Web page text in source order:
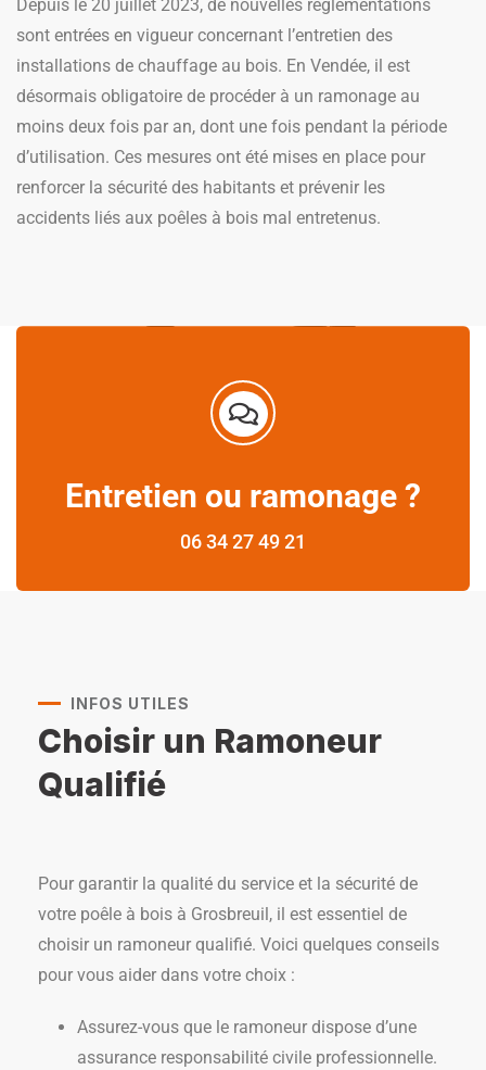
Depuis le 20 juillet 2023, de nouvelles réglementations
sont entrées en vigueur concernant l’entretien des
installations de chauffage au bois. En Vendée, il est
désormais obligatoire de procéder à un ramonage au
moins deux fois par an, dont une fois pendant la période
d’utilisation. Ces mesures ont été mises en place pour
renforcer la sécurité des habitants et prévenir les
accidents liés aux poêles à bois mal entretenus.
Entretien ou ramonage ?
06 34 27 49 21
INFOS UTILES
Choisir un Ramoneur
Qualifié
Pour garantir la qualité du service et la sécurité de
votre poêle à bois à Grosbreuil, il est essentiel de
choisir un ramoneur qualifié. Voici quelques conseils
pour vous aider dans votre choix :
Assurez-vous que le ramoneur dispose d’une
assurance responsabilité civile professionnelle.